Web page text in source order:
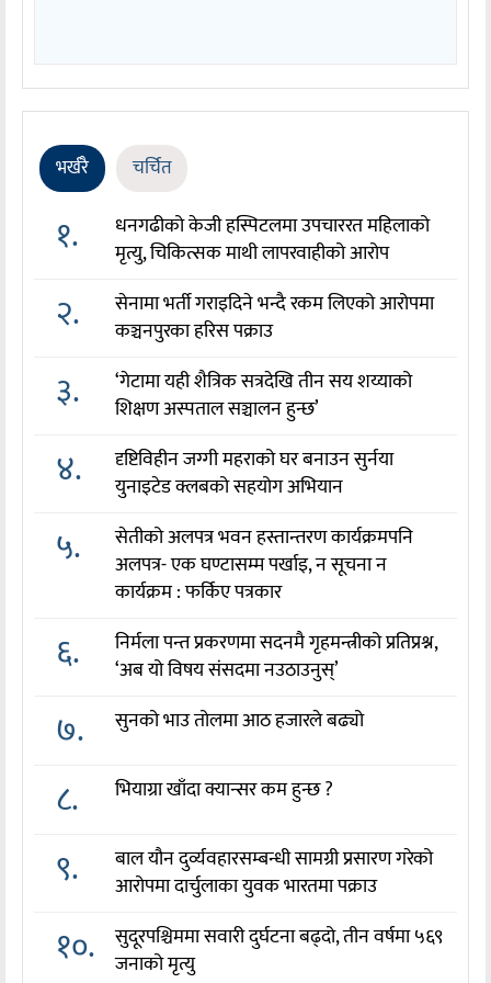
भर्खरै चर्चित
१.
धनगढीको केजी हस्पिटलमा उपचाररत महिलाको
मृत्यु, चिकित्सक माथी लापरवाहीको आरोप
२.
सेनामा भर्ती गराइदिने भन्दै रकम लिएको आरोपमा
कञ्चनपुरका हरिस पक्राउ
३.
‘गेटामा यही शैत्रिक सत्रदेखि तीन सय शय्याको
शिक्षण अस्पताल सञ्चालन हुन्छ’
४.
दृष्टिविहीन जग्गी महराको घर बनाउन सुर्नया
युनाइटेड क्लबको सहयोग अभियान
५.
सेतीको अलपत्र भवन हस्तान्तरण कार्यक्रमपनि
अलपत्र- एक घण्टासम्म पर्खाइ, न सूचना न
कार्यक्रम : फर्किए पत्रकार
६.
निर्मला पन्त प्रकरणमा सदनमै गृहमन्त्रीको प्रतिप्रश्न,
‘अब यो विषय संसदमा नउठाउनुस्’
७. सुनको भाउ तोलमा आठ हजारले बढ्यो
८. भियाग्रा खाँदा क्यान्सर कम हुन्छ ?
९.
बाल यौन दुर्व्यवहारसम्बन्धी सामग्री प्रसारण गरेको
आरोपमा दार्चुलाका युवक भारतमा पक्राउ
१०.
सुदूरपश्चिममा सवारी दुर्घटना बढ्दो, तीन वर्षमा ५६९
जनाको मृत्यु